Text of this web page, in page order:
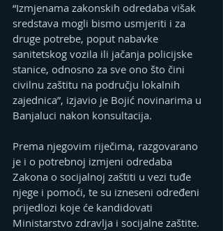
“Izmjenama zakonskih odredaba višak
sredstava mogli bismo usmjeriti i za
druge potrebe, poput nabavke
sanitetskog vozila ili jačanja policijske
stanice, odnosno za sve ono što čini
civilnu zaštitu na području lokalnih
zajednica”, izjavio je Bojić novinarima u
Banjaluci nakon konsultacija.
Prema njegovim riječima, razgovarano
je i o potrebnoj izmjeni odredaba
Zakona o socijalnoj zaštiti u vezi tuđe
njege i pomoći, te su izneseni određeni
prijedlozi koje će kandidovati
Ministarstvo zdravlja i socijalne zaštite.